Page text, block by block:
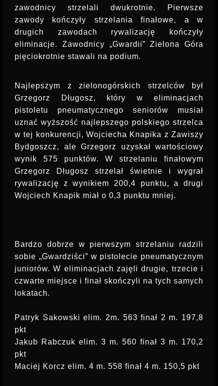
zawodnicy strzelali dwukrotnie. Pierwsze
zawody kończyły strzelania finałowe, a w
drugich zawodach rywalizację kończyły
eliminacje. Zawodnicy „Gwardii” Zielona Góra
pięciokrotnie stawali na podium.
Najlepszym z zielonogórskich strzelców był
Grzegorz Długosz, który w eliminacjach
pistoletu pneumatycznego seniorów musiał
uznać wyższość najlepszego polskiego strzelca
w tej konkurencji, Wojciecha Knapika z Zawiszy
Bydgoszcz, ale Grzegorz uzyskał wartościowy
wynik 575 punktów. W strzelaniu finałowym
Grzegorz Długosz strzelał świetnie i wygrał
rywalizację z wynikiem 200,4 punktu, a drugi
Wojciech Knapik miał o 0,3 punktu mniej.
Bardzo dobrze w pierwszym strzelaniu radzili
sobie „Gwardziści” w pistolecie pneumatycznym
juniorów. W eliminacjach zajęli drugie, trzecie i
czwarte miejsce i finał skończyli na tych samych
lokatach.
Patryk Sakowski elim. 2m. 563 finał 2 m. 197,8
pkt
Jakub Rabczuk elim. 3 m. 560 finał 3 m. 170,2
pkt
Maciej Korcz elim. 4 m. 558 finał 4 m. 150,5 pkt